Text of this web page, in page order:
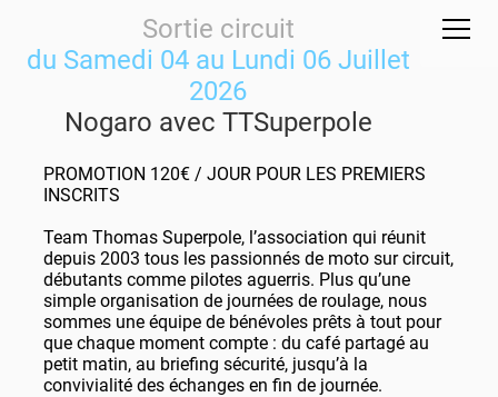
Sortie circuit
du Samedi 04 au Lundi 06 Juillet
2026
Nogaro avec TTSuperpole
PROMOTION 120€ / JOUR POUR LES PREMIERS
INSCRITS
Team Thomas Superpole, l’association qui réunit
depuis 2003 tous les passionnés de moto sur circuit,
débutants comme pilotes aguerris. Plus qu’une
simple organisation de journées de roulage, nous
sommes une équipe de bénévoles prêts à tout pour
que chaque moment compte : du café partagé au
petit matin, au briefing sécurité, jusqu’à la
convivialité des échanges en fin de journée.